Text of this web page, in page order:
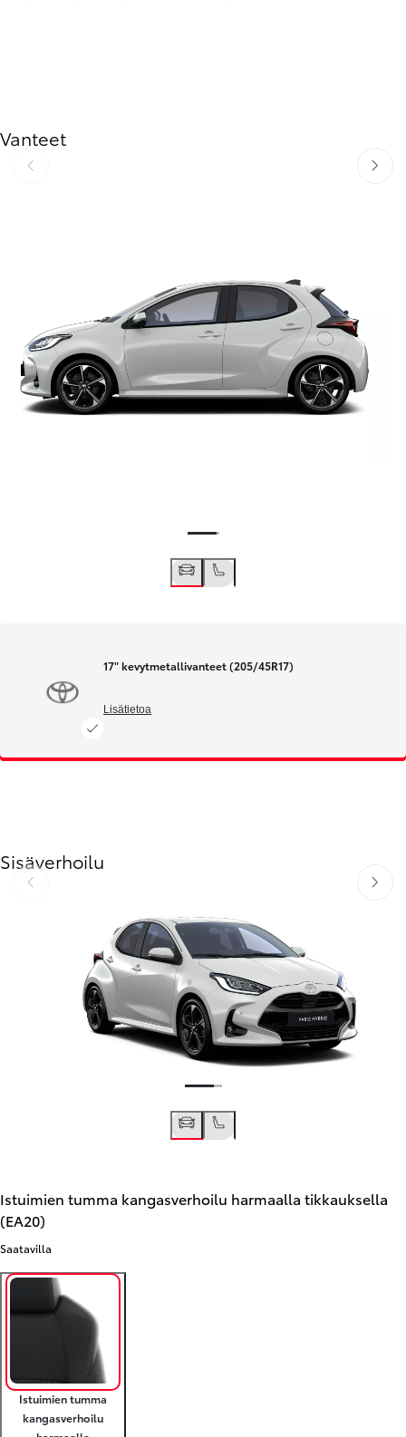
Vanteet
Edellinen Seuraava
17" kevytmetallivanteet (205/45R17)
Lisätietoa
Sisäverhoilu
Edellinen Seuraava
Istuimien tumma kangasverhoilu harmaalla tikkauksella
(EA20)
Saatavilla
Istuimien tumma
kangasverhoilu